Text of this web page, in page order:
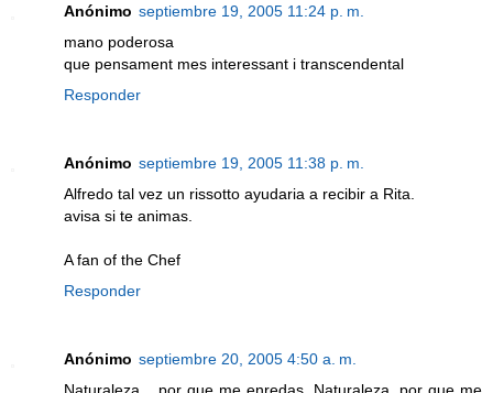
Anónimo septiembre 19, 2005 11:24 p. m.
mano poderosa
que pensament mes interessant i transcendental
Responder
Anónimo septiembre 19, 2005 11:38 p. m.
Alfredo tal vez un rissotto ayudaria a recibir a Rita.
avisa si te animas.
A fan of the Chef
Responder
Anónimo septiembre 20, 2005 4:50 a. m.